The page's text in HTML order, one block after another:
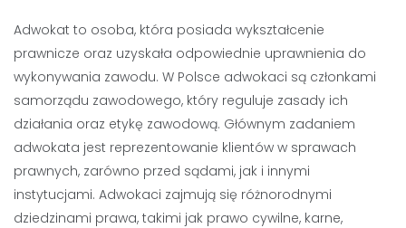
Adwokat to osoba, która posiada wykształcenie
prawnicze oraz uzyskała odpowiednie uprawnienia do
wykonywania zawodu. W Polsce adwokaci są członkami
samorządu zawodowego, który reguluje zasady ich
działania oraz etykę zawodową. Głównym zadaniem
adwokata jest reprezentowanie klientów w sprawach
prawnych, zarówno przed sądami, jak i innymi
instytucjami. Adwokaci zajmują się różnorodnymi
dziedzinami prawa, takimi jak prawo cywilne, karne,